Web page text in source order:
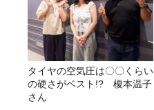
タイヤの空気圧は〇〇くらい
の硬さがベスト!? 榎本温子
さん